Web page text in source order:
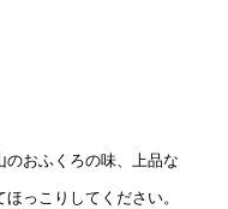
おふくろの味、上品な
っこりしてください。